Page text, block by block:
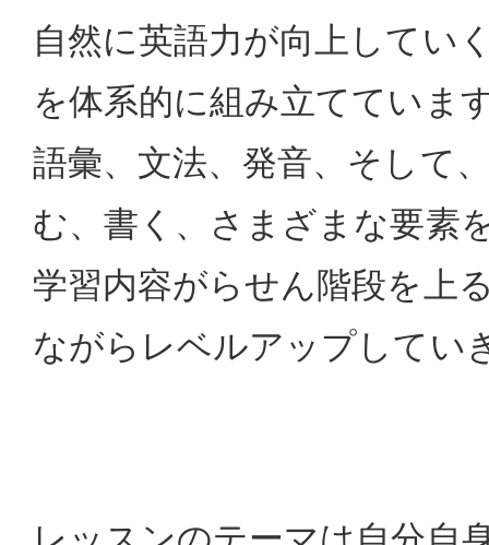
自然に英語力が向上してい
を体系的に組み立てていま
語彙、文法、発音、そして
む、書く、さまざまな要素
学習内容がらせん階段を上
ながらレベルアップしてい